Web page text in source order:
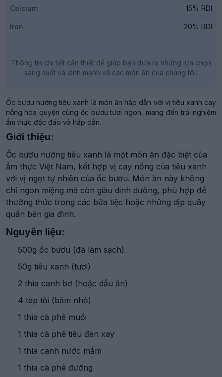
Calcium 15% RDI
Iron 20% RDI
Thông tin chi tiết cần thiết để giúp bạn đưa ra những lựa chọn
sáng suốt và lành mạnh về các món ăn của chúng tôi.
Ốc bươu nướng tiêu xanh là món ăn hấp dẫn với vị tiêu xanh cay
nồng hòa quyện cùng ốc bươu tươi ngon, mang đến trải nghiệm
ẩm thực độc đáo và hấp dẫn.
Giới thiệu:
Ốc bươu nướng tiêu xanh là một món ăn đặc biệt của
ẩm thực Việt Nam, kết hợp vị cay nồng của tiêu xanh
với vị ngọt tự nhiên của ốc bươu. Món ăn này không
chỉ ngon miệng mà còn giàu dinh dưỡng, phù hợp để
thưởng thức trong các bữa tiệc hoặc những dịp quây
quần bên gia đình.
Nguyên liệu:
500g ốc bươu (đã làm sạch)
50g tiêu xanh (tươi)
2 thìa canh bơ (hoặc dầu ăn)
4 tép tỏi (băm nhỏ)
1 thìa cà phê muối
1 thìa cà phê tiêu đen xay
1 thìa canh nước mắm
1 thìa cà phê đường